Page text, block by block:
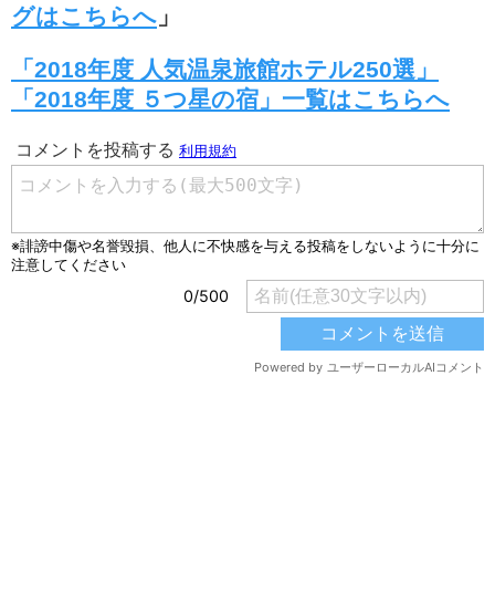
グはこちらへ 」
「2018年度 人気温泉旅館ホテル250選」
「2018年度 ５つ星の宿」一覧はこちらへ